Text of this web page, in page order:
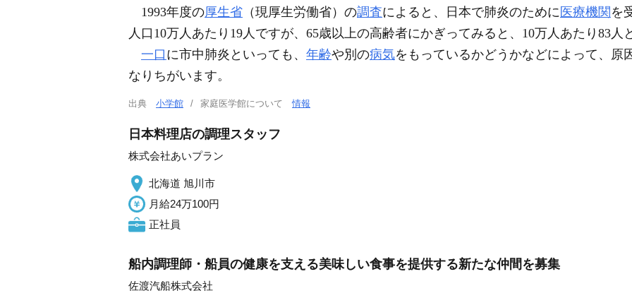
1993年度の厚生省 （現厚生労働省）の調査によると、日本で肺炎のために 医療機関 を
人口10万人あたり19人ですが、65歳以上の高齢者にかぎってみると、10万人あたり83人
一口 に市中肺炎といっても、 年齢や別の病気をもっているかどうかなどによって、原
なりちがいます。
出典 小学館 家庭医学館について情報
日本料理店の調理スタッフ
株式会社あいプラン
北海道 旭川市
月給24万100円
正社員
船内調理師・船員の健康を支える美味しい食事を提供する新たな仲間を募集
佐渡汽船株式会社